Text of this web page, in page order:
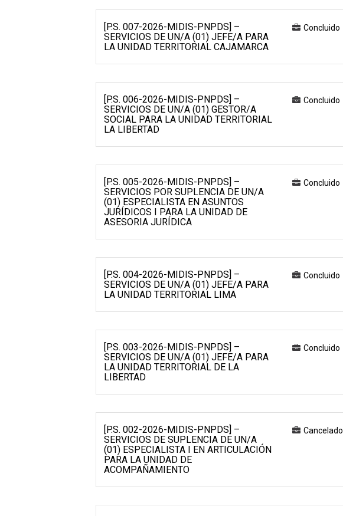
[P.S. 007-2026-MIDIS-PNPDS] –
SERVICIOS DE UN/A (01) JEFE/A PARA
LA UNIDAD TERRITORIAL CAJAMARCA
Concluido
[P.S. 006-2026-MIDIS-PNPDS] –
SERVICIOS DE UN/A (01) GESTOR/A
SOCIAL PARA LA UNIDAD TERRITORIAL
LA LIBERTAD
Concluido
[P.S. 005-2026-MIDIS-PNPDS] –
SERVICIOS POR SUPLENCIA DE UN/A
(01) ESPECIALISTA EN ASUNTOS
JURÍDICOS I PARA LA UNIDAD DE
ASESORIA JURÍDICA
Concluido
[P.S. 004-2026-MIDIS-PNPDS] –
SERVICIOS DE UN/A (01) JEFE/A PARA
LA UNIDAD TERRITORIAL LIMA
Concluido
[P.S. 003-2026-MIDIS-PNPDS] –
SERVICIOS DE UN/A (01) JEFE/A PARA
LA UNIDAD TERRITORIAL DE LA
LIBERTAD
Concluido
[P.S. 002-2026-MIDIS-PNPDS] –
SERVICIOS DE SUPLENCIA DE UN/A
(01) ESPECIALISTA I EN ARTICULACIÓN
PARA LA UNIDAD DE
ACOMPAÑAMIENTO
Cancelado